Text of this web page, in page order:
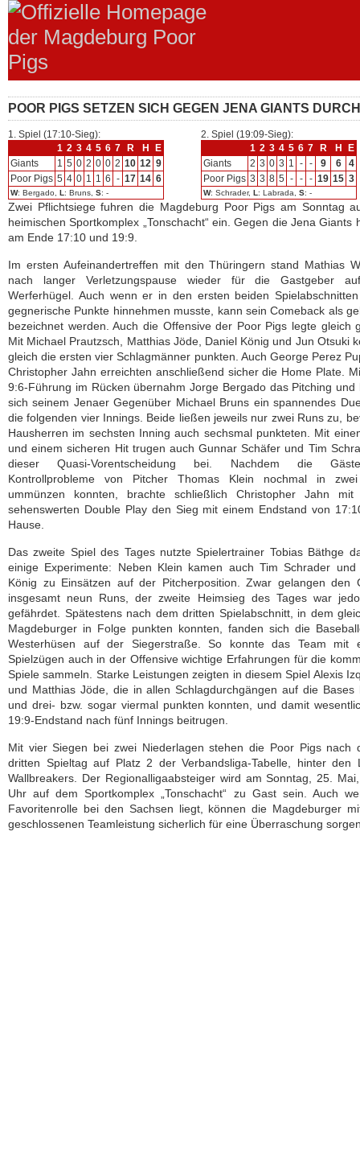
POOR PIGS SETZEN SICH GEGEN JENA GIANTS DURCH
1. Spiel (17:10-Sieg):
1 2 3 4 5 6 7 R H
E
Giants
1 5 0 2 0 0 2 10 12 9
Poor Pigs 5 4 0 1 1 6 - 17 14 6
W: Bergado, L : Bruns, S: -
2. Spiel (19:09-Sieg):
1 2 3 4 5 6 7 R H
E
Giants
2 3 0 3 1 - - 9 6
4
Poor Pigs 3 3 8 5 - - - 19 15 3
W: Schrader, L : Labrada, S: -
Zwei Pflichtsiege fuhren die Magdeburg Poor Pigs am Sonntag
heimischen Sportkomplex „Tonschacht“ ein. Gegen die Jena Giants
am Ende 17:10 und 19:9.
Im ersten Aufeinandertreffen mit den Thüringern stand Mathias
nach langer Verletzungspause wieder für die Gastgeber
Werferhügel. Auch wenn er in den ersten beiden
gegnerische Punkte hinnehmen musste, kann sein Comeback als
bezeichnet werden. Auch die Offensive der Poor Pigs legte gleich
Mit Michael Prautzsch, Matthias Jöde, Daniel König und Jun Otsuki
gleich die ersten vier Schlagmänner punkten. Auch George Perez
Christopher Jahn erreichten anschließend sicher die Home Plate.
9:6-Führung im Rücken übernahm Jorge Bergado das Pitching und
sich seinem Jenaer Gegenüber Michael Bruns ein spannendes
die folgenden vier Innings. Beide ließen jeweils nur zwei Runs zu,
Hausherren im sechsten Inning auch sechsmal punkteten. Mit
und einem sicheren Hit trugen auch Gunnar Schäfer und Tim
dieser Quasi-Vorentscheidung bei. Nachdem die
Kontrollprobleme von Pitcher Thomas Klein nochmal in
ummünzen konnten, brachte schließlich Christopher Jahn mit
sehenswerten Double Play den Sieg mit einem Endstand von
Hause.
Das zweite Spiel des Tages nutzte Spielertrainer Tobias Bäthge
einige Experimente: Neben Klein kamen auch Tim Schrader und
König zu Einsätzen auf der Pitcherposition. Zwar gelangen den
insgesamt neun Runs, der zweite Heimsieg des Tages war
gefährdet. Spätestens nach dem dritten Spielabschnitt, in dem
Magdeburger in Folge punkten konnten, fanden sich die
Westerhüsen auf der Siegerstraße. So konnte das Team mit
Spielzügen auch in der Offensive wichtige Erfahrungen für die
Spiele sammeln. Starke Leistungen zeigten in diesem Spiel Alexis
und Matthias Jöde, die in allen Schlagdurchgängen auf die Bases
und drei- bzw. sogar viermal punkten konnten, und damit
19:9-Endstand nach fünf Innings beitrugen.
Mit vier Siegen bei zwei Niederlagen stehen die Poor Pigs nach
dritten Spieltag auf Platz 2 der Verbandsliga-Tabelle, hinter den
Wallbreakers. Der Regionalligaabsteiger wird am Sonntag, 25.
Uhr auf dem Sportkomplex „Tonschacht“ zu Gast sein. Auch
Favoritenrolle bei den Sachsen liegt, können die Magdeburger
geschlossenen Teamleistung sicherlich für eine Überraschung